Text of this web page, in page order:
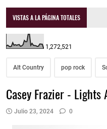
VISTAS A LA PÁGINA TOTALES
1,272,521
Alt Country pop rock
Casey Frazier - Lights
Julio 23, 2024 0